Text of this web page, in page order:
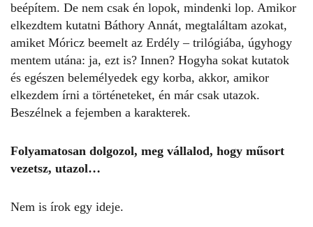
beépítem. De nem csak én lopok, mindenki lop. Amikor
elkezdtem kutatni Báthory Annát, megtaláltam azokat,
amiket Móricz beemelt az Erdély – trilógiába, úgyhogy
mentem utána: ja, ezt is? Innen? Hogyha sokat kutatok
és egészen belemélyedek egy korba, akkor, amikor
elkezdem írni a történeteket, én már csak utazok.
Beszélnek a fejemben a karakterek.
Folyamatosan dolgozol, meg vállalod, hogy műsort
vezetsz, utazol…
Nem is írok egy ideje.